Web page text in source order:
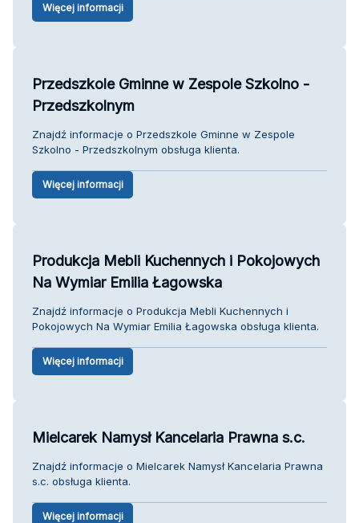
Więcej informacji
Przedszkole Gminne w Zespole Szkolno -
Przedszkolnym
Znajdź informacje o Przedszkole Gminne w Zespole
Szkolno - Przedszkolnym obsługa klienta.
Więcej informacji
Produkcja Mebli Kuchennych i Pokojowych
Na Wymiar Emilia Łagowska
Znajdź informacje o Produkcja Mebli Kuchennych i
Pokojowych Na Wymiar Emilia Łagowska obsługa klienta.
Więcej informacji
Mielcarek Namysł Kancelaria Prawna s.c.
Znajdź informacje o Mielcarek Namysł Kancelaria Prawna
s.c. obsługa klienta.
Więcej informacji